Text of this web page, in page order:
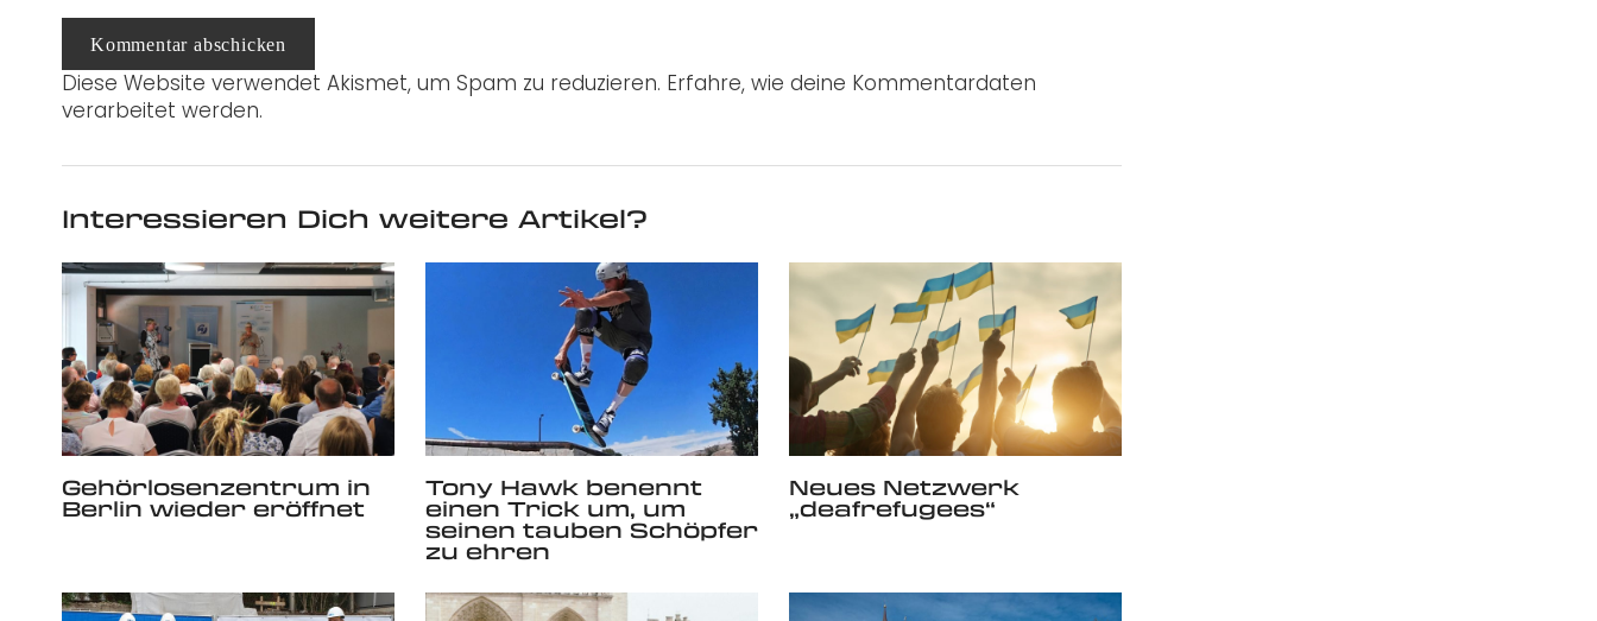
Kommentar abschicken
Diese Website verwendet Akismet, um Spam zu reduzieren. Erfahre, wie deine Kommentardaten
verarbeitet werden.
Interessieren Dich weitere Artikel?
Gehörlosenzentrum in
Berlin wieder eröffnet
Tony Hawk benennt
einen Trick um, um
seinen tauben Schöpfer
zu ehren
Neues Netzwerk
„deafrefugees“